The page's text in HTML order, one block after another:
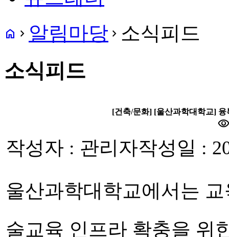
home navigate_next 알림마당 navigate_next 소식피드
소식피드
[건축/문화] [울산과학대학교]
작성자 : 관리자작성일 :
울산과학대학교에서는
술교육 인프라 확충을 위